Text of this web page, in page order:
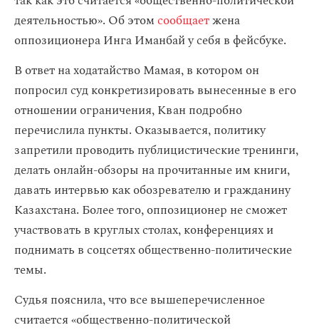
деятельностью». Об этомсообщаетжена
оппозиционера Инга Иманбай у себя в фейсбуке.
В ответ на ходатайство Мамая, в котором он
попросил суд конкретизировать вынесенные в его
отношении ограничения, Кван подробно
перечислила пункты. Оказывается, политику
запретили проводить публицистические тренинги,
делать онлайн-обзоры на прочитанные им книги,
давать интервью как обозревателю и гражданину
Казахстана. Более того, оппозиционер не сможет
участвовать в круглых столах, конференциях и
поднимать в соцсетях общественно-политические
темы.
Судья пояснила, что все вышеперечисленное
считается «общественно-политической